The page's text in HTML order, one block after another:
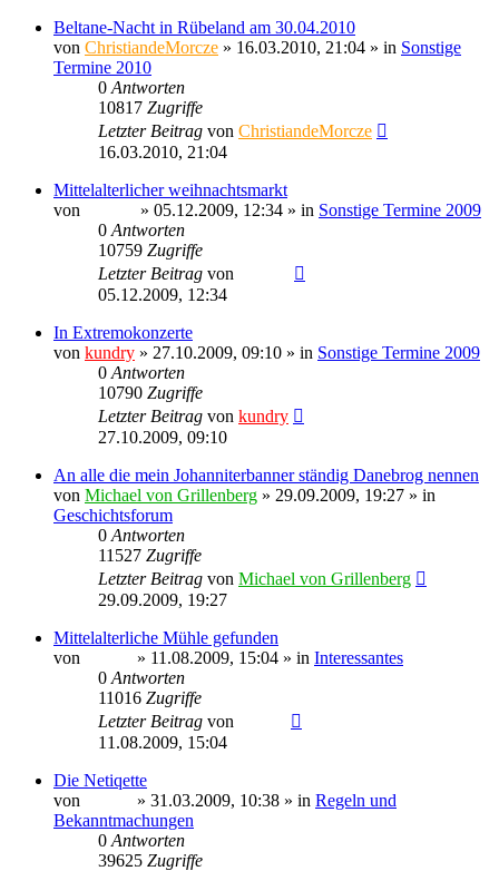
Beltane-Nacht in Rübeland am 30.04.2010
von ChristiandeMorcze » 16.03.2010, 21:04 » in Sonstige
Termine 2010
0 Antworten
10817 Zugriffe
Letzter Beitrag von ChristiandeMorcze
16.03.2010, 21:04
Mittelalterlicher weihnachtsmarkt
von
» 05.12.2009, 12:34 » in Sonstige Termine 2009
0 Antworten
10759 Zugriffe
Letzter Beitrag von
05.12.2009, 12:34
In Extremokonzerte
von kundry » 27.10.2009, 09:10 » in Sonstige Termine 2009
0 Antworten
10790 Zugriffe
Letzter Beitrag von kundry
27.10.2009, 09:10
An alle die mein Johanniterbanner ständig Danebrog nennen
von Michael von Grillenberg » 29.09.2009, 19:27 » in
Geschichtsforum
0 Antworten
11527 Zugriffe
Letzter Beitrag von Michael von Grillenberg
29.09.2009, 19:27
Mittelalterliche Mühle gefunden
von
» 11.08.2009, 15:04 » in Interessantes
0 Antworten
11016 Zugriffe
Letzter Beitrag von
11.08.2009, 15:04
Die Netiqette
von
» 31.03.2009, 10:38 » in Regeln und
Bekanntmachungen
0 Antworten
39625 Zugriffe